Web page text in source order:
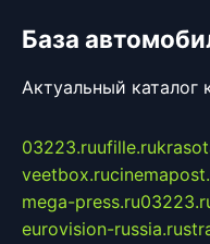
База
Актуальный каталог
03223.ruufille.ru
veetbox.ru
mega-press.ru
eurovision-russia.ru